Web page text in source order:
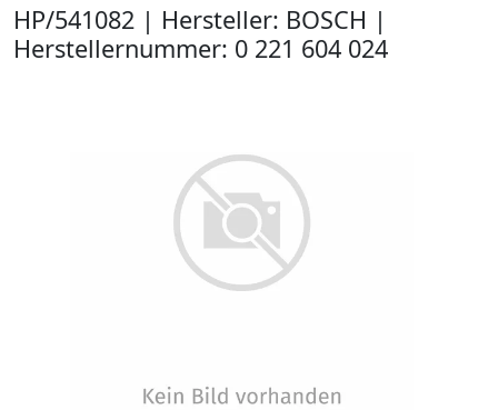
HP/541082 | Hersteller: BOSCH |
Herstellernummer: 0 221 604 024